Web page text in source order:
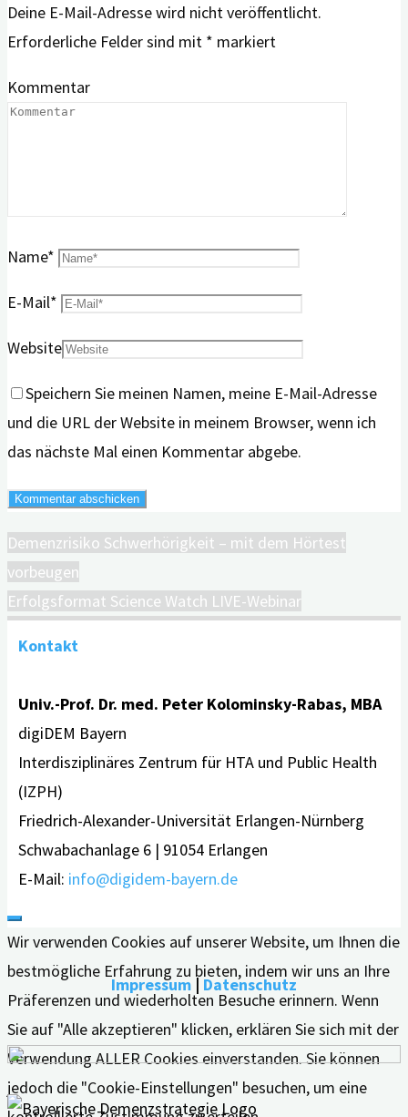
Deine E-Mail-Adresse wird nicht veröffentlicht.
Erforderliche Felder sind mit * markiert
Kommentar
Name*
E-Mail*
Website
Speichern Sie meinen Namen, meine E-Mail-Adresse
und die URL der Website in meinem Browser, wenn ich
das nächste Mal einen Kommentar abgebe.
Demenzrisiko Schwerhörigkeit – mit dem Hörtest
vorbeugen
Erfolgsformat Science Watch LIVE-Webinar
Kontakt
Univ.-Prof. Dr. med. Peter Kolominsky-Rabas, MBA
digiDEM Bayern
Interdisziplinäres Zentrum für HTA und Public Health
(IZPH)
Friedrich-Alexander-Universität Erlangen-Nürnberg
Schwabachanlage 6 | 91054 Erlangen
E-Mail: info@digidem-bayern.de
Impressum | Datenschutz
Wir verwenden Cookies auf unserer Website, um Ihnen die
bestmögliche Erfahrung zu bieten, indem wir uns an Ihre
Präferenzen und wiederholten Besuche erinnern. Wenn
Sie auf "Alle akzeptieren" klicken, erklären Sie sich mit der
Verwendung ALLER Cookies einverstanden. Sie können
jedoch die "Cookie-Einstellungen" besuchen, um eine